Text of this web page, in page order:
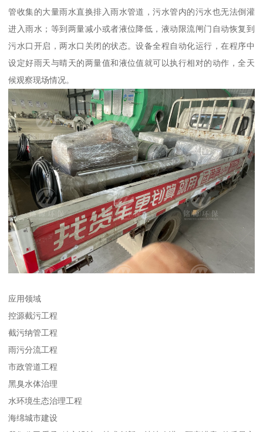
管收集的大量雨水直换排入雨水管道，污水管内的污水也无法倒灌
进入雨水；等到两量减小或者液位降低，液动限流闸门自动恢复到
污水口开启，两水口关闭的状态。设备全程自动化运行，在程序中
设定好雨天与晴天的两量值和液位值就可以执行相对的动作，全天
候观察现场情况。
应用领域
控源截污工程
截污纳管工程
雨污分流工程
市政管道工程
黑臭水体治理
水环境生态治理工程
海绵城市建设